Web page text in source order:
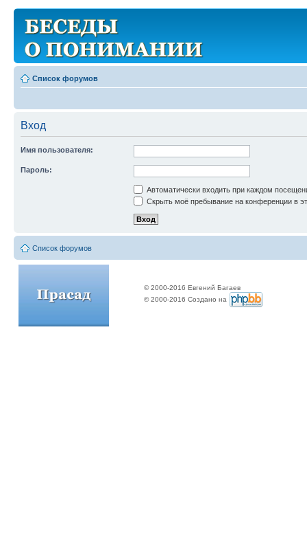
Список форумов
Вход
Имя пользователя:
Пароль:
Автоматически входить при каждом
Скрыть моё пребывание на конференции в
Список форумов
© 2000-2016 Евгений Багаев
© 2000-2016 Создано на